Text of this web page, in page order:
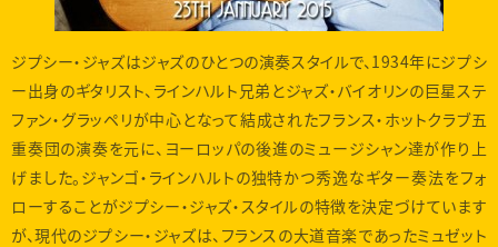
ジプシー・ジャズはジャズのひとつの演奏スタイルで、1934年にジプシ
ー出身のギタリスト、ラインハルト兄弟とジャズ・バイオリンの巨星ステ
ファン・グラッペリが中心となって結成されたフランス・ホットクラブ五
重奏団の演奏を元に、ヨーロッパの後進のミュージシャン達が作り上
げました。ジャンゴ・ラインハルトの独特かつ秀逸なギター奏法をフォ
ローすることがジプシー・ジャズ・スタイルの特徴を決定づけています
が、現代のジプシー・ジャズは、フランスの大道音楽であったミュゼット